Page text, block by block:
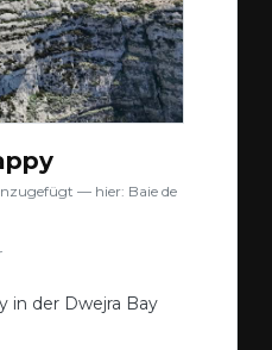
— hier: Baie de
in der Dwejra Bay